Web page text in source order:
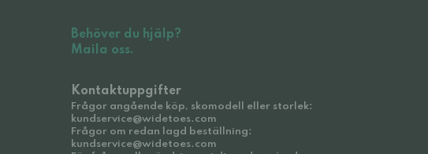
Behöver du hjälp?
Maila oss.
Kontaktuppgifter
Frågor angående köp, skomodell eller storlek:
kundservice@widetoes.com
Frågor om redan lagd beställning:
kundservice@widetoes.com